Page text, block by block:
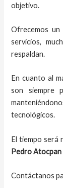
objetivo.
Ofrecemos
servicios,
respaldan.
En cuanto al
son siempre
tecnológicos.
El tiempo será
Pedro Atocpan
Contáctanos